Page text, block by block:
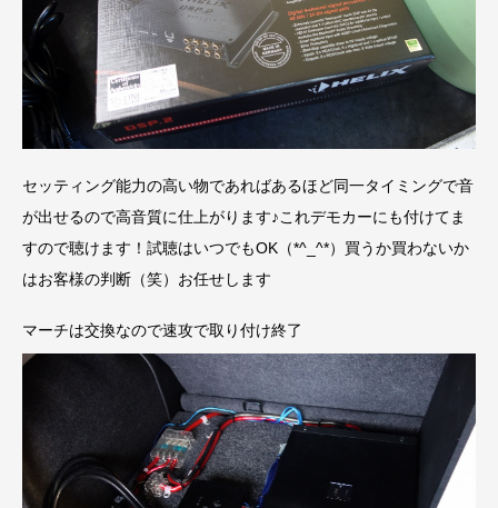
セッティング能力の高い物であればあるほど同一タイミングで音
が出せるので高音質に仕上がります♪これデモカーにも付けてま
すので聴けます！試聴はいつでもOK（*^_^*）買うか買わないか
はお客様の判断（笑）お任せします
マーチは交換なので速攻で取り付け終了